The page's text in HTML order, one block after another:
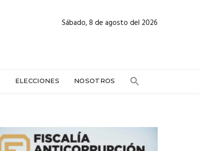
Sábado, 8 de agosto del 2026
ELECCIONES NOSOTROS